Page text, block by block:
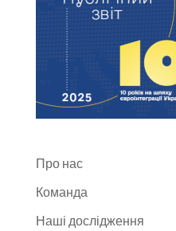
Про нас
Команда
Наші дослідження